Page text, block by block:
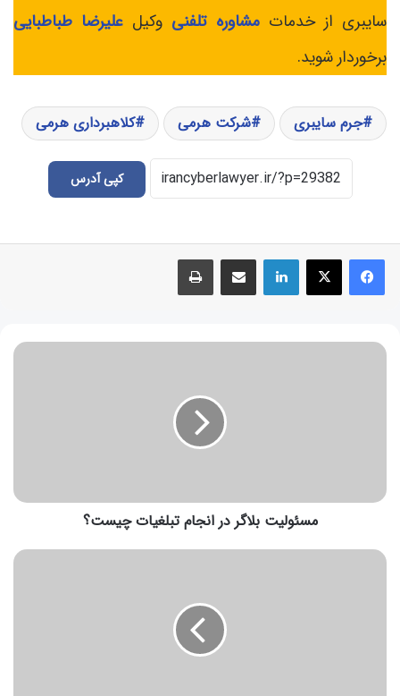
سایبری از خدماتمشاوره تلفنی وکیل علیرضا طباطبایی
برخوردار شوید.
جرم سایبری شرکت هرمی کلاهبرداری هرمی
کپی آدرس
مسئولیت بلاگر در انجام تبلغیات چیست؟